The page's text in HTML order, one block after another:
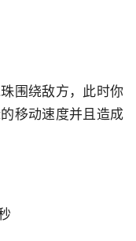
围绕敌方，此时你
移动速度并且造成